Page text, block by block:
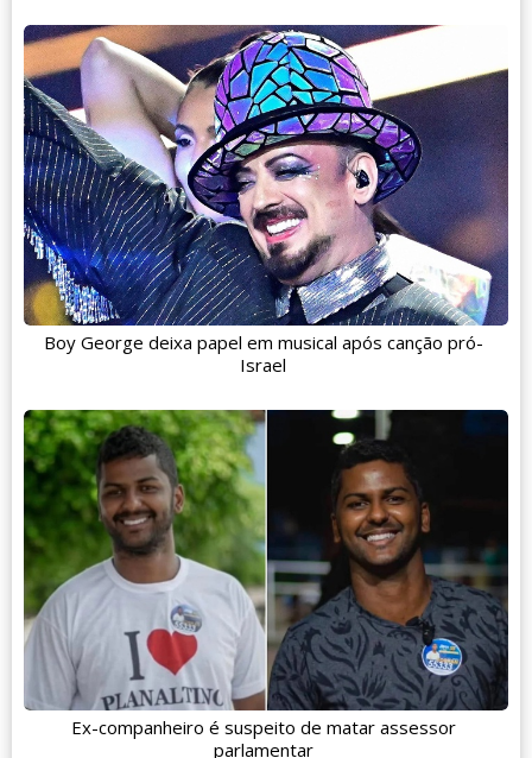
Boy George deixa papel em musical após canção pró-
Israel
Ex-companheiro é suspeito de matar assessor
parlamentar